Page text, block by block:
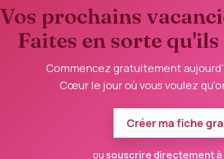
Vos prochains
Faites en sorte
Commencez gratuitement
Cœur le jour où vous voulez
Créer ma fiche
ou souscrire directement